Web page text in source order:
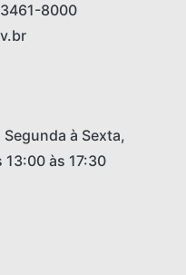
8000
à Sexta,
13:00 às 17:30